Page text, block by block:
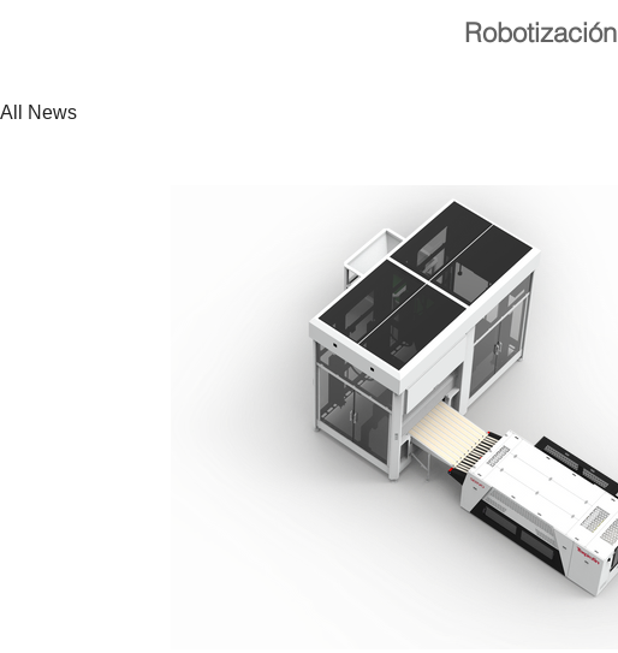
Robotización
All News